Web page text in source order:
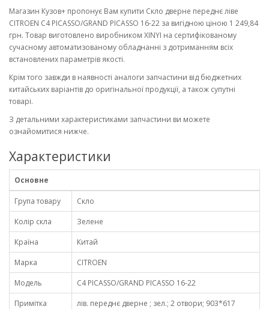
Магазин Кузов+ пропонує Вам купити Скло дверне переднє ліве
CITROEN C4 PICASSO/GRAND PICASSO 16-22 за вигідною ціною 1 249,84
грн. Товар виготовлено виробником XINYI на сертифікованому
сучасному автоматизованому обладнанні з дотриманням всіх
встановлених параметрів якості.
Крім того завжди в наявності аналоги запчастини від бюджетних
китайських варіантів до оригінальної продукції, а також супутні
товарі.
З детальними характеристиками запчастини ви можете
ознайомитися нижче.
Характеристики
Основне
Група товару
Скло
Колір скла
Зелене
Країна
Китай
Марка
CITROEN
Модель
C4 PICASSO/GRAND PICASSO 16-22
Примітка
лів. переднє дверне ; зел.; 2 отвори; 903*617